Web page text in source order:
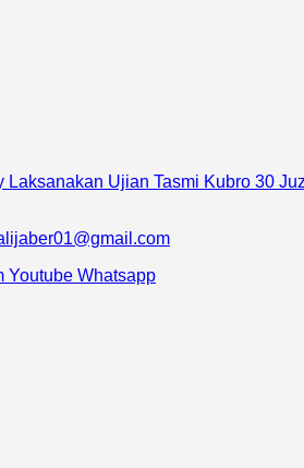
Laksanakan Ujian Tasmi Kubro 30
Youtube Whatsapp